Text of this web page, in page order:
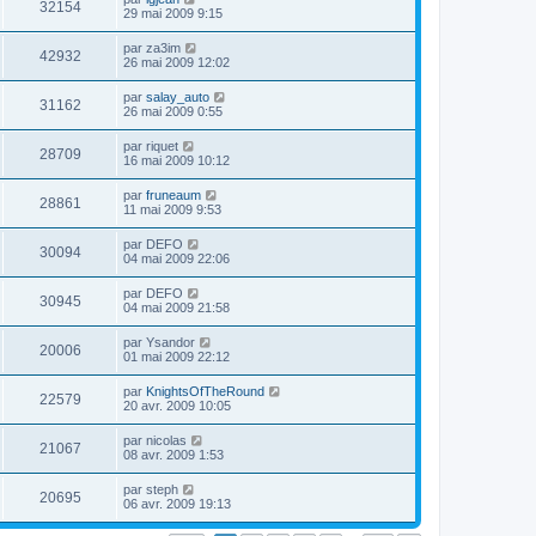
32154
29 mai 2009 9:15
42932 par za3im
26 mai 2009 12:02
31162 par salay_auto
26 mai 2009 0:55
28709 par riquet
16 mai 2009 10:12
28861 par fruneaum
11 mai 2009 9:53
30094 par DEFO
04 mai 2009 22:06
30945 par DEFO
04 mai 2009 21:58
20006 par Ysandor
01 mai 2009 22:12
22579 par KnightsOfTheRound
20 avr. 2009 10:05
21067 par nicolas
08 avr. 2009 1:53
20695 par steph
06 avr. 2009 19:13